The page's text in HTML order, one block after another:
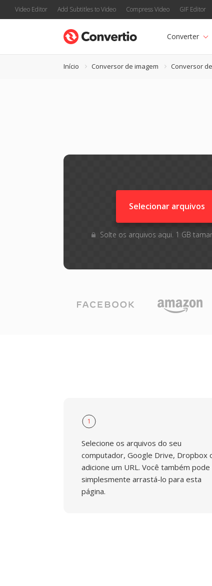
Video Editor Add Subtitles to Video Compress Video GIF Editor
Converter
Início Conversor de imagem Conversor de
Selecionar arquivos
Solte os arquivos aqui. 1 GB
1
Selecione os arquivos do seu
computador, Google Drive, Dropbox
adicione um URL. Você também pode
simplesmente arrastá-lo para esta
página.